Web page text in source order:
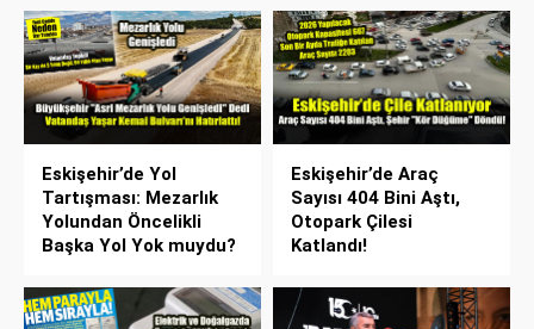
Eskişehir’de Yol
Tartışması: Mezarlık
Yolundan Öncelikli
Başka Yol Yok muydu?
Eskişehir’de Araç
Sayısı 404 Bini Aştı,
Otopark Çilesi
Katlandı!